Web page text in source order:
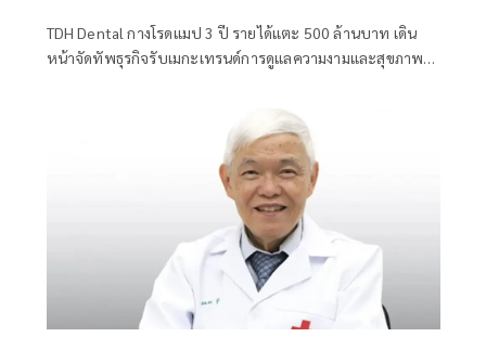
TDH Dental กางโรดแมป 3 ปี รายได้แตะ 500 ล้านบาท เดิน
หน้าจัดทัพธุรกิจรับเมกะเทรนด์การดูแลความงามและสุขภาพ